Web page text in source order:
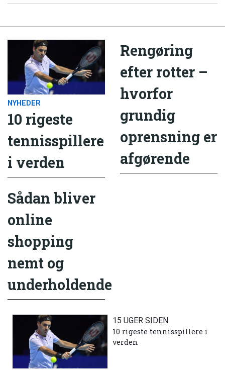
NYHEDER
10 rigeste
tennisspillere
i verden
Rengøring
efter rotter –
hvorfor
grundig
oprensning er
afgørende
Sådan bliver
online
shopping
nemt og
underholdende
15 UGER SIDEN
10 rigeste tennisspillere i
verden